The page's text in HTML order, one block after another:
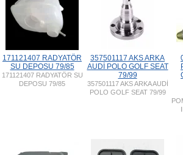
171121407 RADYATÖR
SU DEPOSU 79/85
171121407 RADYATÖR SU
DEPOSU 79/85
357501117 AKS ARKA
AUDİ POLO GOLF SEAT
79/99
357501117 AKS ARKA AUDİ
POLO GOLF SEAT 79/99